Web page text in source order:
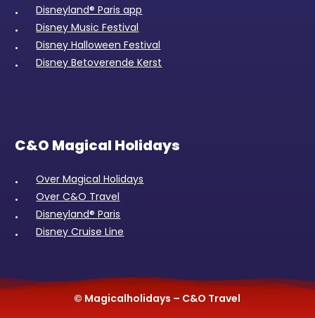
Disneyland® Paris app
Disney Music Festival
Disney Halloween Festival
Disney Betoverende Kerst
C&O Magical Holidays
Over Magical Holidays
Over C&O Travel
Disneyland® Paris
Disney Cruise Line
© Magicalholidays – C&O Travel